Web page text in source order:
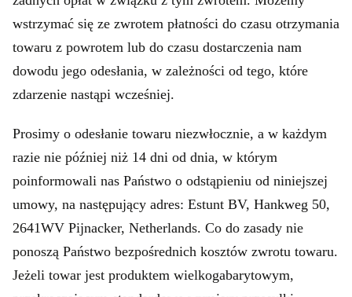
wstrzymać się ze zwrotem płatności do czasu otrzymania
towaru z powrotem lub do czasu dostarczenia nam
dowodu jego odesłania, w zależności od tego, które
zdarzenie nastąpi wcześniej.
Prosimy o odesłanie towaru niezwłocznie, a w każdym
razie nie później niż 14 dni od dnia, w którym
poinformowali nas Państwo o odstąpieniu od niniejszej
umowy, na następujący adres: Estunt BV, Hankweg 50,
2641WV Pijnacker, Netherlands. Co do zasady nie
ponoszą Państwo bezpośrednich kosztów zwrotu towaru.
Jeżeli towar jest produktem wielkogabarytowym,